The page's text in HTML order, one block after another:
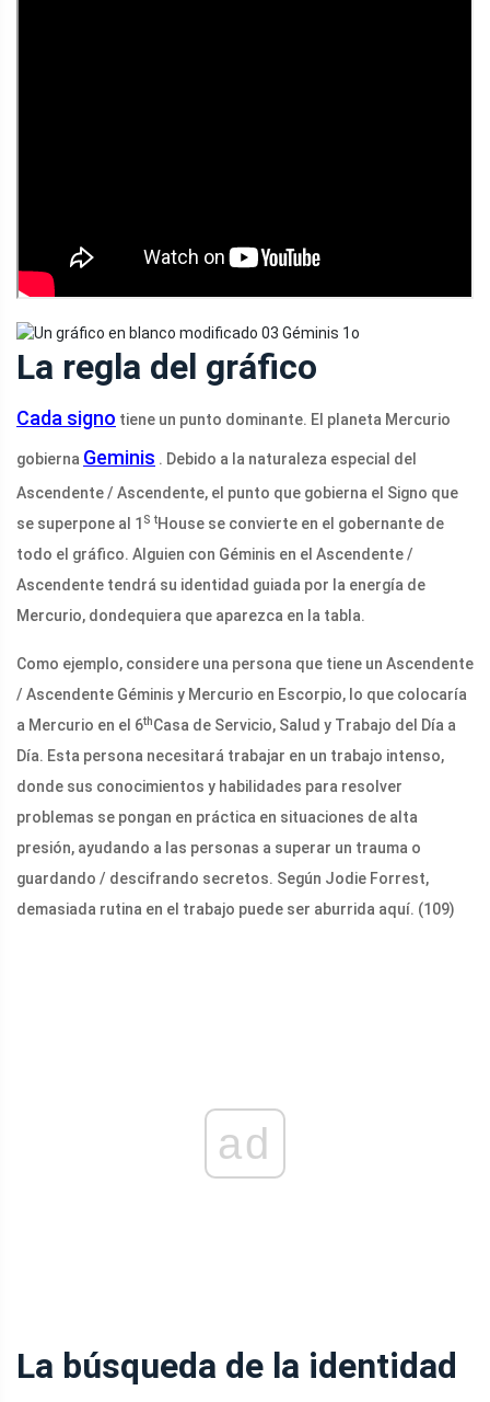
La regla del gráfico
Cada signo tiene un punto dominante. El planeta Mercurio
gobierna Geminis . Debido a la naturaleza especial del
Ascendente / Ascendente, el punto que gobierna el Signo que
se superpone al 1 S tHouse se convierte en el gobernante de
todo el gráfico. Alguien con Géminis en el Ascendente /
Ascendente tendrá su identidad guiada por la energía de
Mercurio, dondequiera que aparezca en la tabla.
Como ejemplo, considere una persona que tiene un Ascendente
/ Ascendente Géminis y Mercurio en Escorpio, lo que colocaría
a Mercurio en el 6thCasa de Servicio, Salud y Trabajo del Día a
Día. Esta persona necesitará trabajar en un trabajo intenso,
donde sus conocimientos y habilidades para resolver
problemas se pongan en práctica en situaciones de alta
presión, ayudando a las personas a superar un trauma o
guardando / descifrando secretos. Según Jodie Forrest,
demasiada rutina en el trabajo puede ser aburrida aquí. (109)
ad
La búsqueda de la identidad